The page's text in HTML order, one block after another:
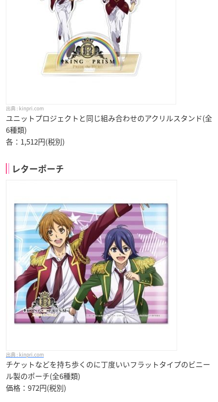
kinpri.com
ユニットプロジェクトと同じ組み合わせのアクリルスタンド(全
6種類)
各：1,512円(税別)
レターポーチ
kinpri.com
チケットなどを持ち歩くのに丁度いいフラットタイプのビニー
ル製のポーチ(全6種類)
価格：972円(税別)